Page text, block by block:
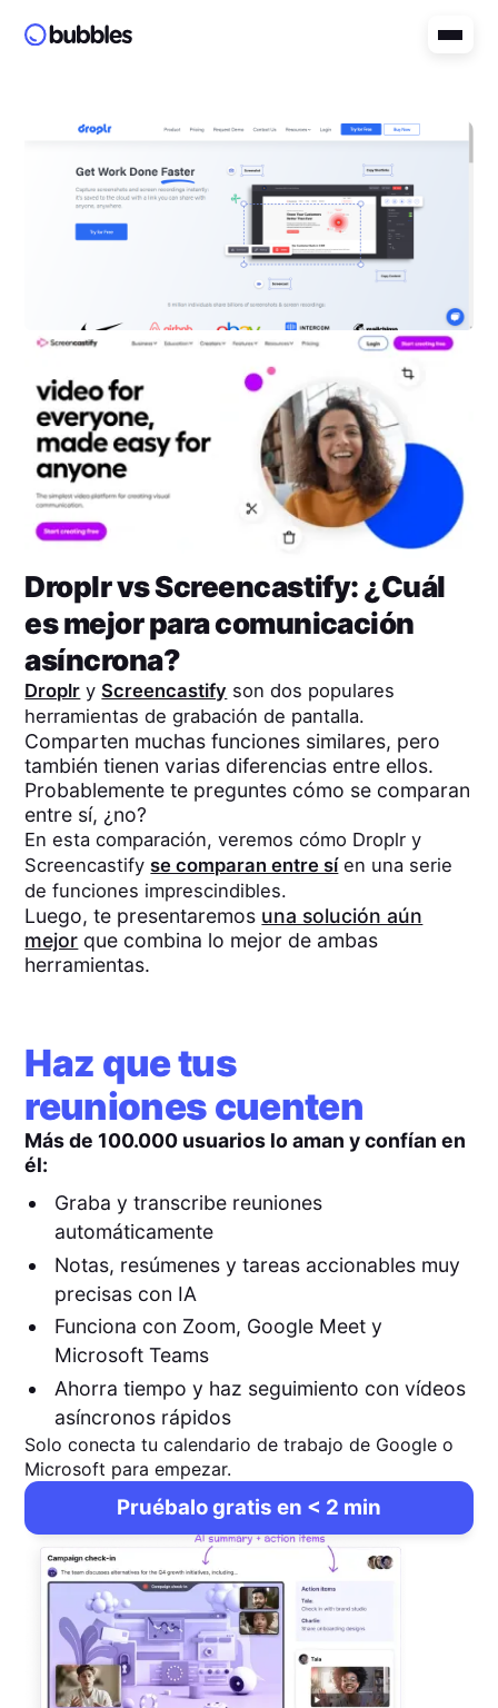
DroplrvsScreencastify: ¿Cuál
es mejor para comunicación
asíncrona?
Droplr yScreencastify son dos populares
herramientas de grabación de pantalla.
Comparten muchas funciones similares, pero
también tienen varias diferencias entre ellos.
Probablemente te preguntes cómo se comparan
entre sí, ¿no?
En esta comparación, veremos cómo Droplr y
Screencastify se comparan entre síen una serie
de funciones imprescindibles.
Luego, te presentaremos una solución aún
mejor que combina lo mejor de ambas
herramientas.
Haz que tus
reuniones cuenten
Más de 100.000 usuarios lo aman y confían en
él:
Graba y transcribe reuniones
automáticamente
Notas, resúmenes y tareas accionables muy
precisas con IA
Funciona con Zoom, Google Meet y
Microsoft Teams
Ahorra tiempo y haz seguimiento con vídeos
asíncronos rápidos
Solo conecta tu calendario de trabajo de Google o
Microsoft para empezar.
Pruébalo gratis en < 2 min